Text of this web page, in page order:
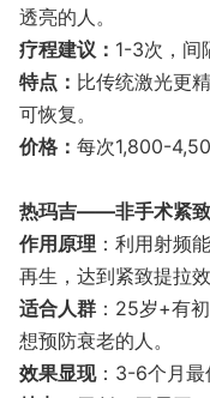
透亮的人。
​疗程建议​： 1-3次，间
​特点​： 比传统激光更
可恢复。
价格： 每次1,800-
热玛吉——非手术紧致
作用原理 ：利用射频
再生，达到紧致提拉
适合人群 ：25岁+有
想预防衰老的人。
效果显现：3-6个月最